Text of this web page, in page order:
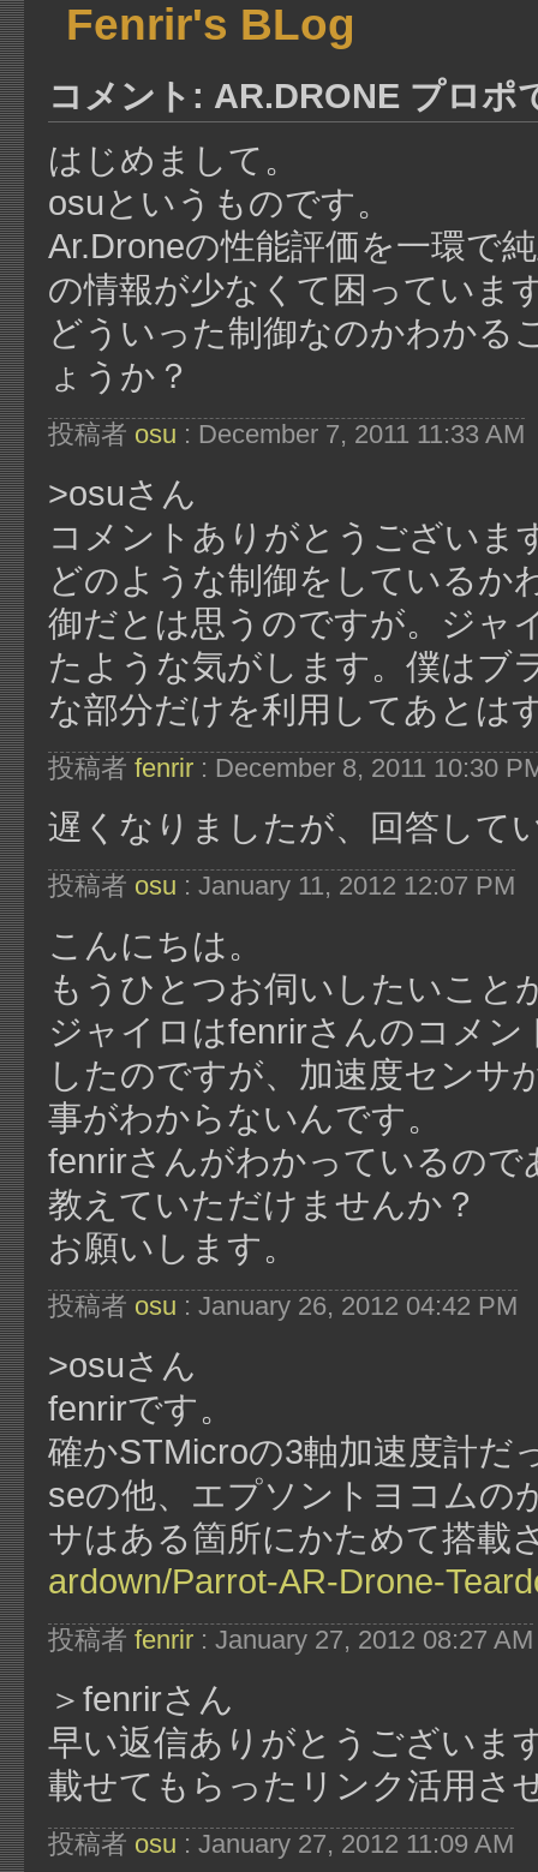
Fenrir's BLog
コメント: AR.DRONE プロポ
はじめまして。
osuというものです。
Ar.Droneの性能評価を一環で
の情報が少なくて困っていま
どういった制御なのかわかる
ょうか？
投稿者 osu : December 7, 2011 11:33 AM
>osuさん
コメントありがとうございま
どのような制御をしているか
御だとは思うのですが。ジャ
たような気がします。僕はブ
な部分だけを利用してあとは
投稿者 fenrir : December 8, 2011 10:30
遅くなりましたが、回答して
投稿者 osu : January 11, 2012 12:07 PM
こんにちは。
もうひとつお伺いしたいこと
ジャイロはfenrirさんのコメ
したのですが、加速度センサ
事がわからないんです。
fenrirさんがわかっているの
教えていただけませんか？
お願いします。
投稿者 osu : January 26, 2012 04:42 PM
>osuさん
fenrirです。
確かSTMicroの3軸加速度計だ
seの他、エプソントヨコムの
サはある箇所にかためて搭載
ardown/Parrot-AR-Drone-
投稿者 fenrir : January 27, 2012 08:27 AM
＞fenrirさん
早い返信ありがとうございま
載せてもらったリンク活用さ
投稿者 osu : January 27, 2012 11:09 AM